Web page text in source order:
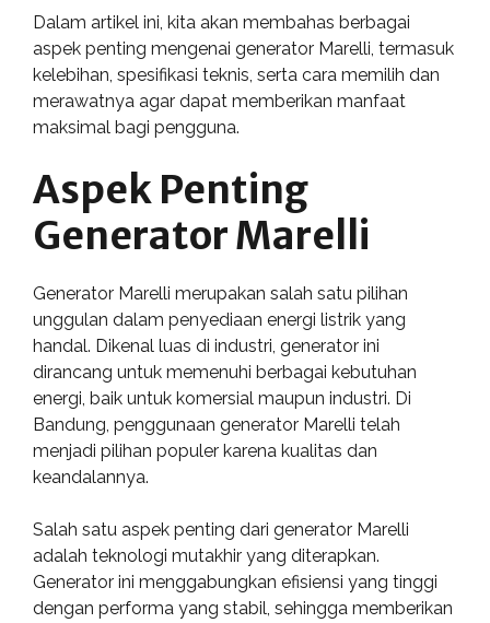
Dalam artikel ini, kita akan membahas berbagai
aspek penting mengenai generator Marelli, termasuk
kelebihan, spesifikasi teknis, serta cara memilih dan
merawatnya agar dapat memberikan manfaat
maksimal bagi pengguna.
Aspek Penting
Generator Marelli
Generator Marelli merupakan salah satu pilihan
unggulan dalam penyediaan energi listrik yang
handal. Dikenal luas di industri, generator ini
dirancang untuk memenuhi berbagai kebutuhan
energi, baik untuk komersial maupun industri. Di
Bandung, penggunaan generator Marelli telah
menjadi pilihan populer karena kualitas dan
keandalannya.
Salah satu aspek penting dari generator Marelli
adalah teknologi mutakhir yang diterapkan.
Generator ini menggabungkan efisiensi yang tinggi
dengan performa yang stabil, sehingga memberikan